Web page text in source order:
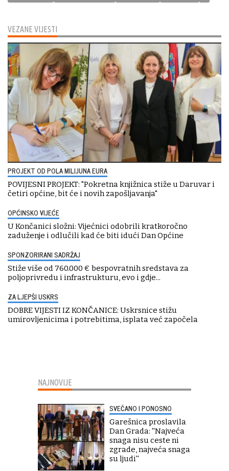
VEZANE VIJESTI
PROJEKT OD POLA MILIJUNA EURA
POVIJESNI PROJEKT: "Pokretna knjižnica stiže u Daruvar i
četiri općine, bit će i novih zapošljavanja"
OPĆINSKO VIJEĆE
U Končanici složni: Vijećnici odobrili kratkoročno
zaduženje i odlučili kad će biti idući Dan Općine
SPONZORIRANI SADRŽAJ
Stiže više od 760.000 € bespovratnih sredstava za
poljoprivredu i infrastrukturu, evo i gdje...
ZA LJEPŠI USKRS
DOBRE VIJESTI IZ KONČANICE: Uskrsnice stižu
umirovljenicima i potrebitima, isplata već započela
NAJNOVIJE
SVEČANO I PONOSNO
Garešnica proslavila
Dan Grada: ''Najveća
snaga nisu ceste ni
zgrade, najveća snaga
su ljudi''